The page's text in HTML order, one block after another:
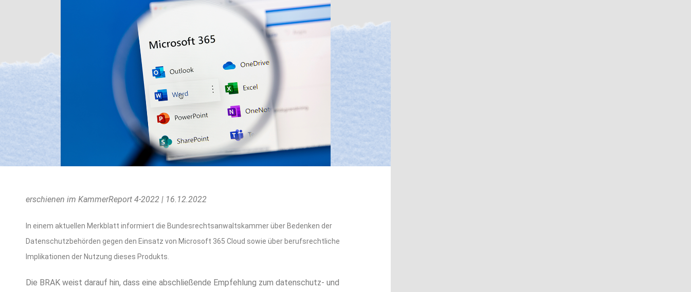
erschienen im KammerReport 4-2022 | 16.12.2022
In einem aktuellen Merkblatt informiert die Bundesrechtsanwaltskammer über Bedenken der
Datenschutzbehörden gegen den Einsatz von Microsoft 365 Cloud sowie über berufsrechtliche
Implikationen der Nutzung dieses Produkts.
Die BRAK weist darauf hin, dass eine abschließende Empfehlung zum datenschutz- und